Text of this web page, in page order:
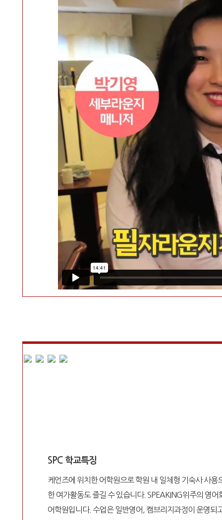
SPC 학교특징
케언즈에 위치한 어학원으로 학원 내 일체형 기숙사 사
한 여가활동도 즐길 수 있습니다. SPEAKING위주의 영
어학원입니다. 수업은 일반영어, 캠브리지과정이 운영되